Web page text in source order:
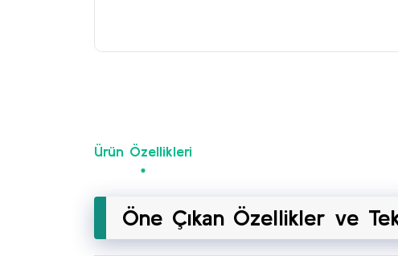
Ürün Özellikleri
Öne Çıkan Özellikler ve